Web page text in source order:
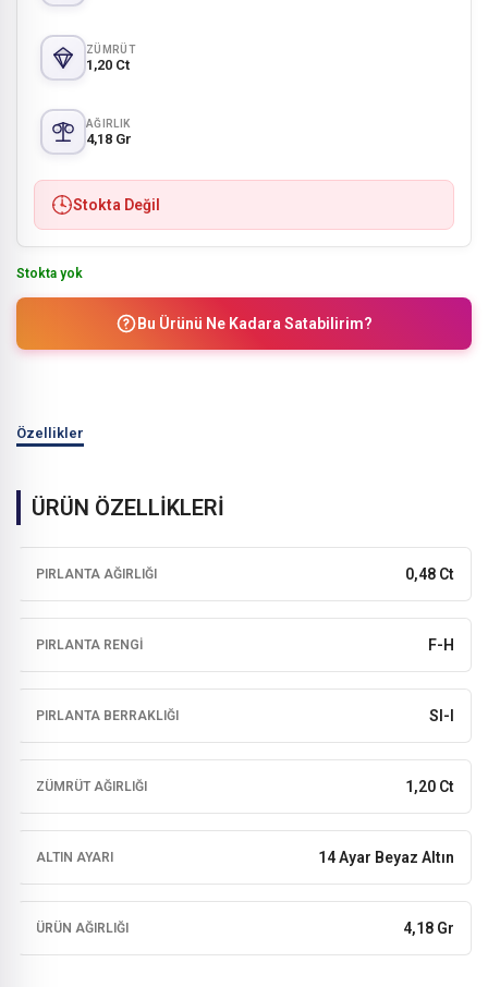
ZÜMRÜT
1,20 Ct
AĞIRLIK
4,18 Gr
Stokta Değil
Stokta yok
Bu Ürünü Ne Kadara Satabilirim?
Özellikler
ÜRÜN ÖZELLİKLERİ
PIRLANTA AĞIRLIĞI 0,48 Ct
PIRLANTA RENGI F-H
PIRLANTA BERRAKLIĞI SI-I
ZÜMRÜT AĞIRLIĞI 1,20 Ct
ALTIN AYARI 14 Ayar Beyaz Altın
ÜRÜN AĞIRLIĞI 4,18 Gr